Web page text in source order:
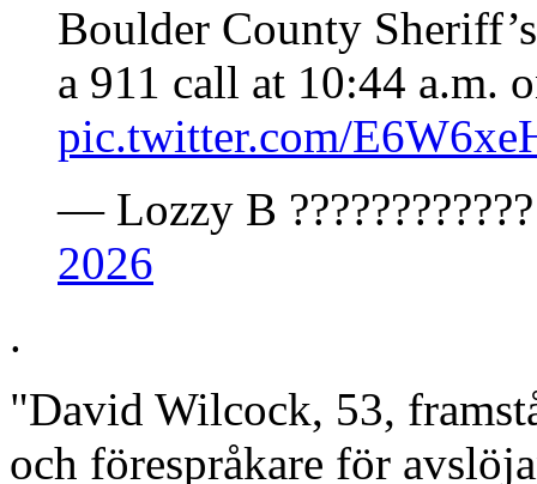
Boulder County
a 911 call at 10:44 a.m.
pic.twitter.com/
— Lozzy B
2026
.
"David Wilcock, 53,
och förespråkare för